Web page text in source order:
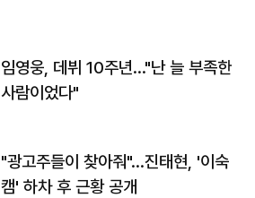
임영웅, 데뷔 10주년…"난 늘 부족한
사람이었다"
"광고주들이 찾아줘"…진태현, '이숙
캠' 하차 후 근황 공개